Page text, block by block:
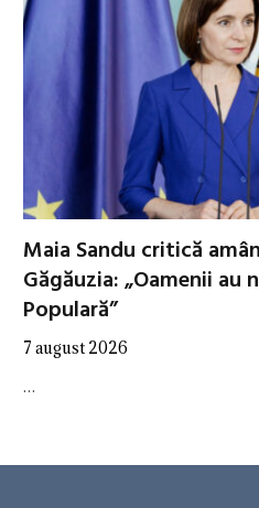
Maia Sandu critică
Găgăuzia: „Oamenii au
Populară”
7 august 2026
…